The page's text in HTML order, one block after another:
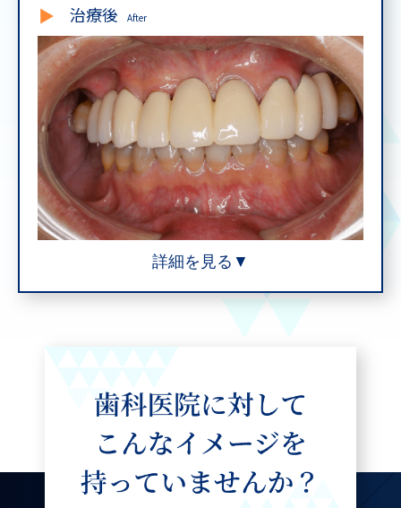
治療後 After
治療内容
こちらの患者様は歯周病で歯を失ってしまいまし
施術の価格
詳細を見る▼